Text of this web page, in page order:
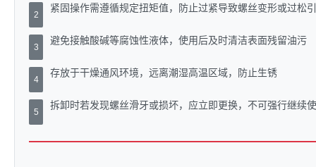
2
紧固操作需遵循规定扭矩值，防止过紧导致螺丝变形或过松
3
避免接触酸碱等腐蚀性液体，使用后及时清洁表面残留油污
4
存放于干燥通风环境，远离潮湿高温区域，防止生锈
5
拆卸时若发现螺丝滑牙或损坏，应立即更换，不可强行继续